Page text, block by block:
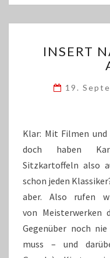
INSERT
19.
Klar: Mit Filmen und
doch haben
Sitzkartoffeln also
schon jeden
aber. Also rufen
von Meisterwerken
Gegenüber noch
muss – und